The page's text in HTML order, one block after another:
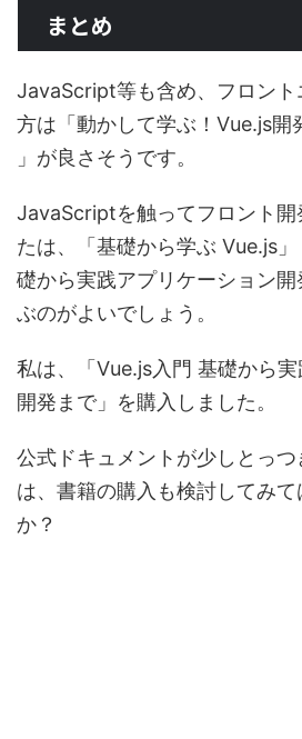
まとめ
JavaScript等も含め、フロント
方は「動かして学ぶ！Vue.js開
」が良さそうです。
JavaScriptを触ってフロント開
たは、「基礎から学ぶ Vue.js
礎から実践アプリケーション
ぶのがよいでしょう。
私は、「Vue.js入門 基礎から
開発まで」を購入しました。
公式ドキュメントが少しとっ
は、書籍の購入も検討してみて
か？